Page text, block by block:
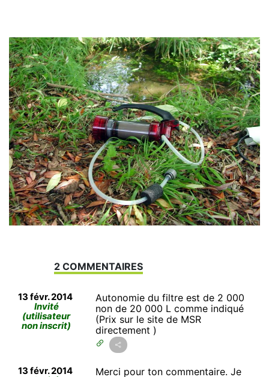
2 COMMENTAIRES
13 févr. 2014
Invité
(utilisateur
non inscrit)
Autonomie du filtre est de 2 000
non de 20 000 L comme indiqué
(Prix sur le site de MSR
directement )
13 févr. 2014
Merci pour ton commentaire. Je